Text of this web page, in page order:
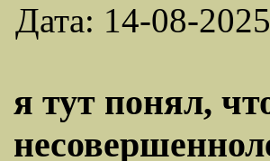
Дата: 14-08-
я тут понял,